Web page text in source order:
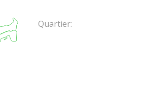
Quartier: